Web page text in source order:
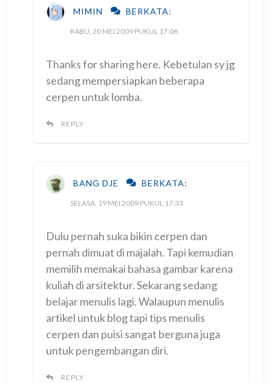
MIMIN BERKATA:
RABU, 20 MEI 2009 PUKUL 17:06
Thanks for sharing here. Kebetulan sy jg
sedang mempersiapkan beberapa
cerpen untuk lomba.
REPLY
BANG DJE BERKATA:
SELASA, 19 MEI 2009 PUKUL 17:33
Dulu pernah suka bikin cerpen dan
pernah dimuat di majalah. Tapi kemudian
memilih memakai bahasa gambar karena
kuliah di arsitektur. Sekarang sedang
belajar menulis lagi. Walaupun menulis
artikel untuk blog tapi tips menulis
cerpen dan puisi sangat berguna juga
untuk pengembangan diri.
REPLY